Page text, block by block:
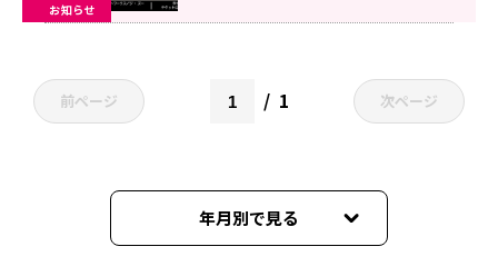
お知らせ
前ページ 1 次ページ
年月別で見る